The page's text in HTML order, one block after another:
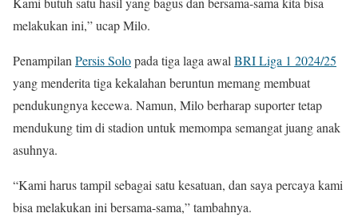
melakukan ini,” ucap Milo.
Penampilan Persis Solopada tiga laga awal BRI Liga 1 2024/25
yang menderita tiga kekalahan beruntun memang membuat
pendukungnya kecewa. Namun, Milo berharap suporter tetap
mendukung tim di stadion untuk memompa semangat juang anak
asuhnya.
“Kami harus tampil sebagai satu kesatuan, dan saya percaya kami
bisa melakukan ini bersama-sama,” tambahnya.